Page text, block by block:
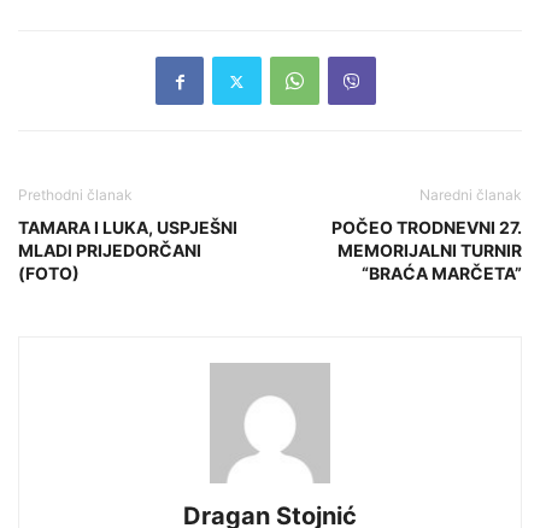
Prethodni članak
TAMARA I LUKA, USPJEŠNI
MLADI PRIJEDORČANI
(FOTO)
Naredni članak
POČEO TRODNEVNI 27.
MEMORIJALNI TURNIR
“BRAĆA MARČETA”
Dragan Stojnić